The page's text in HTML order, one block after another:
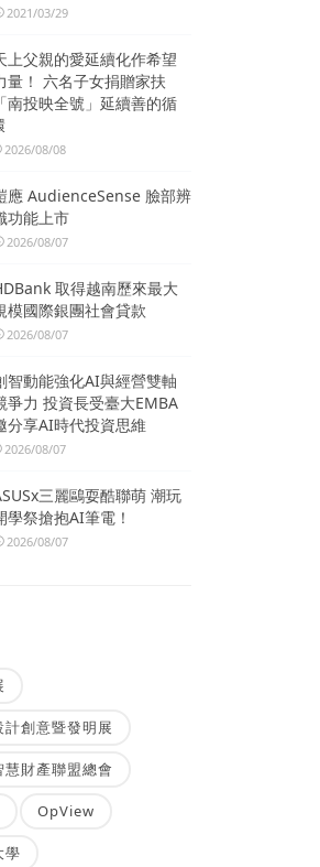
2021/03/29
上父親的愛延續化作希望
量！ 六名子女捐贈家扶
「南投映全號」延續善的循
2026/08/08
應 AudienceSense 臉部辨
功能上市
2026/08/07
取得越南歷來最大
模國際銀團社會貸款
2026/08/07
智動能強化AI與經營雙軸
爭力 投資長受臺大EMBA
分享AI時代投資思維
2026/08/07
三麗鷗耍酷聯萌 潮玩
學祭搶抱AI筆電！
2026/08/07
計創意暨發明展
財產聯盟總會
OpView
學